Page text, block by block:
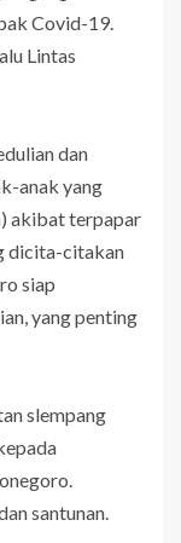
Covid-19.
Lintas
dan
anak yang
akibat terpapar
dicita-citakan
siap
yang penting
slempang
santunan.